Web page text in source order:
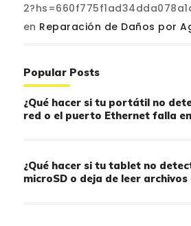
en Reparación de Daños por
Popular Posts
¿Qué hacer si tu portátil no
red o el puerto Ethernet falla
¿Qué hacer si tu tablet no
microSD o deja de leer archivos